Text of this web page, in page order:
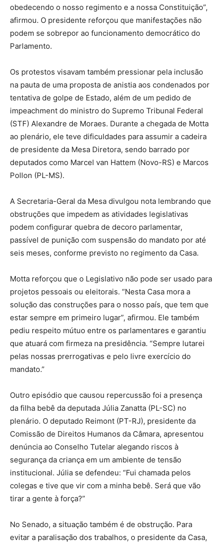
obedecendo o nosso regimento e a nossa Constituição”,
afirmou. O presidente reforçou que manifestações não
podem se sobrepor ao funcionamento democrático do
Parlamento.
Os protestos visavam também pressionar pela inclusão
na pauta de uma proposta de anistia aos condenados por
tentativa de golpe de Estado, além de um pedido de
impeachment do ministro do Supremo Tribunal Federal
(STF) Alexandre de Moraes. Durante a chegada de Motta
ao plenário, ele teve dificuldades para assumir a cadeira
de presidente da Mesa Diretora, sendo barrado por
deputados como Marcel van Hattem (Novo-RS) e Marcos
Pollon (PL-MS).
A Secretaria-Geral da Mesa divulgou nota lembrando que
obstruções que impedem as atividades legislativas
podem configurar quebra de decoro parlamentar,
passível de punição com suspensão do mandato por até
seis meses, conforme previsto no regimento da Casa.
Motta reforçou que o Legislativo não pode ser usado para
projetos pessoais ou eleitorais. “Nesta Casa mora a
solução das construções para o nosso país, que tem que
estar sempre em primeiro lugar”, afirmou. Ele também
pediu respeito mútuo entre os parlamentares e garantiu
que atuará com firmeza na presidência. “Sempre lutarei
pelas nossas prerrogativas e pelo livre exercício do
mandato.”
Outro episódio que causou repercussão foi a presença
da filha bebê da deputada Júlia Zanatta (PL-SC) no
plenário. O deputado Reimont (PT-RJ), presidente da
Comissão de Direitos Humanos da Câmara, apresentou
denúncia ao Conselho Tutelar alegando riscos à
segurança da criança em um ambiente de tensão
institucional. Júlia se defendeu: “Fui chamada pelos
colegas e tive que vir com a minha bebê. Será que vão
tirar a gente à força?”
No Senado, a situação também é de obstrução. Para
evitar a paralisação dos trabalhos, o presidente da Casa,